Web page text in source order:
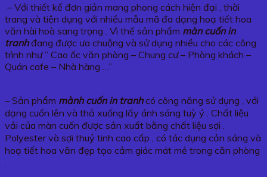
– Với thiết kế đơn giản mang phong cách hiện đại , thời
trang và tiện dụng với nhiều mẫu mã đa dạng hoạ tiết hoa
văn hài hoà sang trọng . Vì thế sản phẩm màn cuốn in
tranhđang được ưa chuộng và sử dụng nhiều cho các công
trình như ” Cao ốc văn phòng – Chung cư – Phòng khách –
Quán cafe – Nhà hàng …”
– Sản phẩm mành cuốn in tranhcó công năng sử dụng , với
dạng cuốn lên và thả xuống lấy ánh sáng tuỳ ý . Chất liệu
vải của màn cuốn được sản xuất bằng chất liệu sợi .
Polyester và sợi thuỷ tinh cao cấp , có tác dụng cản sáng và
hoạ tiết hoa văn đẹp tạo cảm giác mát mẻ trong căn phòng